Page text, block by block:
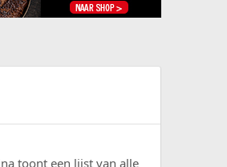
toont een lijst van alle